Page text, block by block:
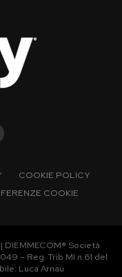
COOKIE POLICY
COOKIE
Società
– Reg. Trib MI n.61 del
Luca Arnaù